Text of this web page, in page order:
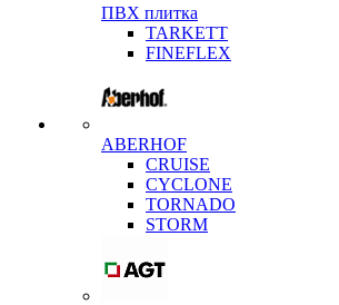
ПВХ плитка
TARKETT
FINEFLEX
ABERHOF
CRUISE
CYCLONE
TORNADO
STORM